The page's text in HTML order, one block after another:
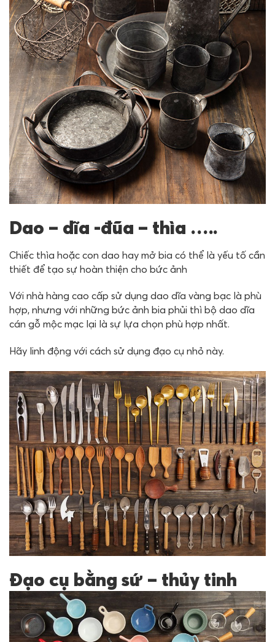
Dao – dĩa -đũa – thìa …..
Chiếc thìa hoặc con dao hay mở bia có thể là yếu tố cần
thiết để tạo sự hoàn thiện cho bức ảnh
Với nhà hàng cao cấp sử dụng dao dĩa vàng bạc là phù
hợp, nhưng với những bức ảnh bia phủi thì bộ dao dĩa
cán gỗ mộc mạc lại là sự lựa chọn phù hợp nhất.
Hãy linh động với cách sử dụng đạo cụ nhỏ này.
Đạo cụ bằng sứ – thủy tinh